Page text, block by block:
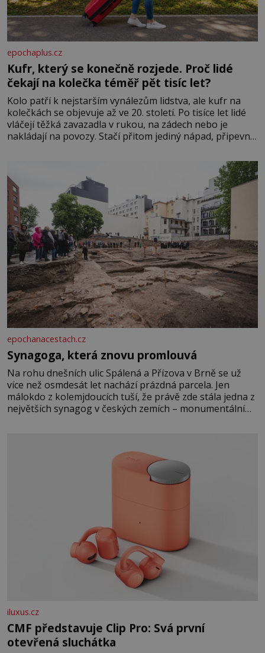
epochaplus.cz
Kufr, který se konečně rozjede. Proč lidé
čekají na kolečka téměř pět tisíc let?
Kolo patří k nejstarším vynálezům lidstva, ale kufr na
kolečkách se objevuje až ve 20. století. Po tisíce let lidé
vláčejí těžká zavazadla v rukou, na zádech nebo je
nakládají na povozy. Stačí přitom jediný nápad, připevnit
nedostane. Až jednou se na letišti ozve věta, která změní
epochanacestach.cz
Synagoga, která znovu promlouvá
Na rohu dnešních ulic Spálená a Přízova v Brně se už
více než osmdesát let nachází prázdná parcela. Jen
málokdo z kolemjdoucích tuší, že právě zde stála jedna z
největších synagog v českých zemích – monumentální
iluxus.cz
CMF představuje Clip Pro: Svá první
otevřená sluchátka